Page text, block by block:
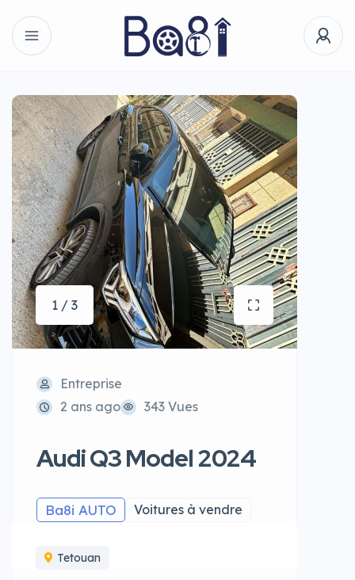
1 / 3
Entreprise
2 ans ago
343 Vues
Audi Q3 Model 2024
Ba8i AUTO Voitures à vendre
Tetouan